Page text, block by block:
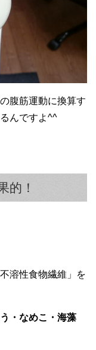
腹筋運動に換算す
んですよ^^
的！
溶性食物繊維」を
・なめこ・海藻